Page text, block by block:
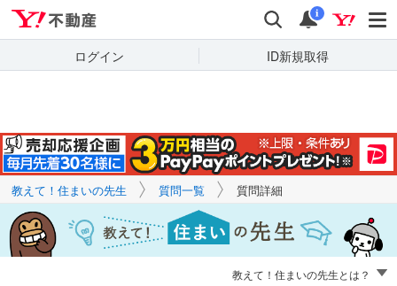
検索 通知
i
ログイン ID新規取得
キーワードで
質問を探す
教えて！住まいの先生 質問一覧 質問詳細
教えて！住まいの先生とは？